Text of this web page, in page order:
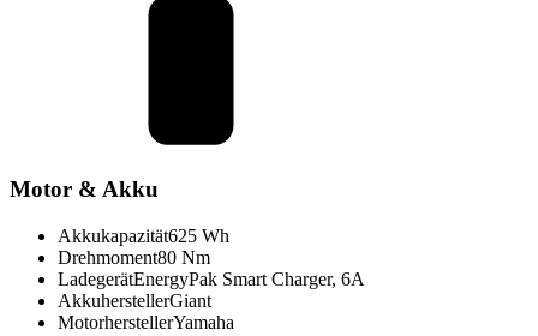
Motor & Akku
Akkukapazität625 Wh
Drehmoment80 Nm
LadegerätEnergyPak Smart Charger, 6A
AkkuherstellerGiant
MotorherstellerYamaha